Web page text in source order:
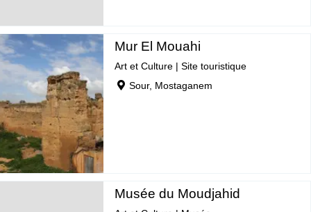
Mur El Mouahi
Art et Culture |Site touristique
Sour, Mostaganem
Musée du Moudjahid